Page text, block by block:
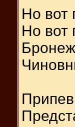
Но вот
Но вот